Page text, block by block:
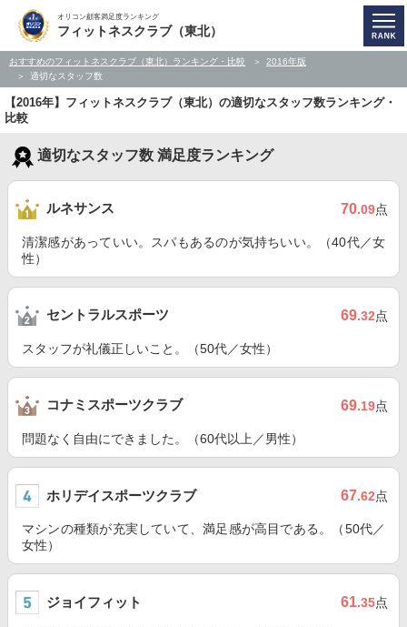
オリコン顧客満足度ランキング
フィットネスクラブ（東北）
おすすめのフィットネスクラブ（東北）ランキング・比較
2016年版
適切なスタッフ数
【2016年】フィットネスクラブ（東北）の適切なスタッフ数ランキング・
比較
適切なスタッフ数 満足度ランキング
ルネサンス 70.09点
清潔感があっていい。スパもあるのが気持ちいい。（40代／女
性）
セントラルスポーツ 69.32点
スタッフが礼儀正しいこと。（50代／女性）
コナミスポーツクラブ 69.19点
問題なく自由にできました。（60代以上／男性）
ホリデイスポーツクラブ 67.62点
マシンの種類が充実していて、満足感が高目である。（50代／
女性）
ジョイフィット 61.35点